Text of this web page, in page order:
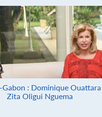
: Dominique
Zita Oligui Nguema